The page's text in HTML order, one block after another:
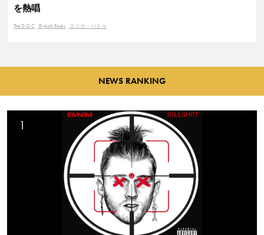
を熱唱
The D.O.C Erykah Badu エリカ・バドゥ
NEWS RANKING